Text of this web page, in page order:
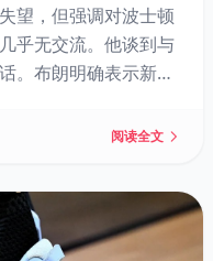
望，但强调对波士顿
乎无交流。他谈到与
。布朗明确表示新球
总冠军。
阅读全文